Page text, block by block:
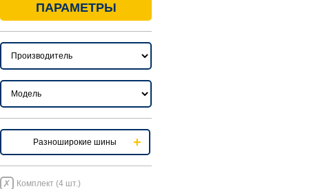
ПАРАМЕТРЫ
Разноширокие шины
Комплект (4 шт.)